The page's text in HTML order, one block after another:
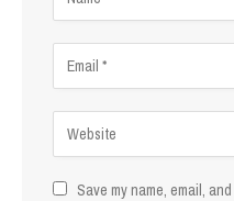
Save my name, email,